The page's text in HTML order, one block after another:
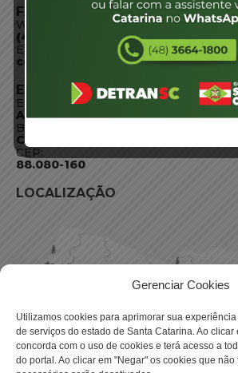
Gerenciar Cookies
Utilizamos cookies para aprimorar sua
de serviços do estado de Santa Catarina. Ao clicar
concorda com o uso de cookies e terá acesso a
do portal. Ao clicar em "Negar" os cookies que não
FALE CONOSCO
WhatsApp:
(48) 3664-1800
E-mail:
ENDEREÇO
Endereço:
Av. Almirante Tamandaré - 480
Bairro:
Coqueiros, Florianópolis SC
CEP:
88.080-160
LOCALIZAÇÃO